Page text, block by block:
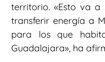
territorio. «Esto va
transferir energía a
para los que
Guadalajara», ha